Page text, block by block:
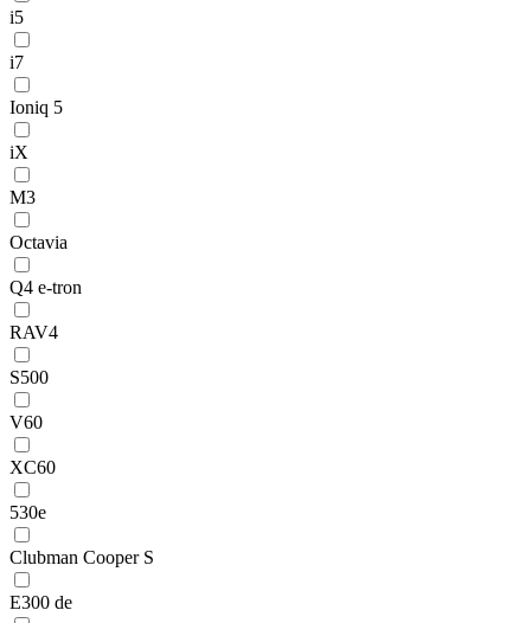
i5
i7
Ioniq 5
iX
M3
Octavia
Q4 e-tron
RAV4
S500
V60
XC60
530e
Clubman Cooper S
E300 de